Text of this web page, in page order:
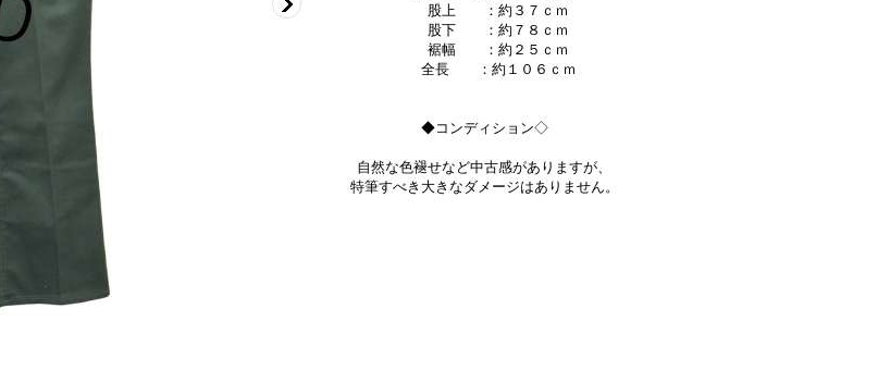
股上 ：約３７ｃｍ
股下 ：約７８ｃｍ
裾幅 ：約２５ｃｍ
全長 ：約１０６ｃｍ
◆コンディション◇
自然な色褪せなど中古感がありますが、
特筆すべき大きなダメージはありません。